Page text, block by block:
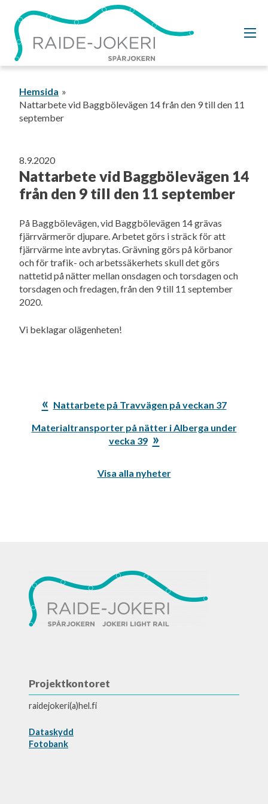
vidare
innehållet
Hemsida
Nattarbete vid Baggbölevägen 14 från den 9 till den 11
september
8.9.2020
Nattarbete vid Baggbölevägen 14
från den 9 till den 11 september
På Baggbölevägen, vid Baggbölevägen 14 grävas
fjärrvärmerör djupare. Arbetet görs i sträck för att
fjärrvärme inte avbrytas. Grävning görs på körbanor
och för trafik- och arbetssäkerhets skull det görs
nattetid på nätter mellan onsdagen och torsdagen och
torsdagen och fredagen, från den 9 till 11 september
2020.
Vi beklagar olägenheten!
Föregående
Nattarbete på Travvägen på veckan 37
Nästa
Materialtransporter på nätter i Alberga under
vecka 39
Visa alla nyheter
Projektkontoret
raidejokeri(a)hel.fi
Dataskydd
Fotobank